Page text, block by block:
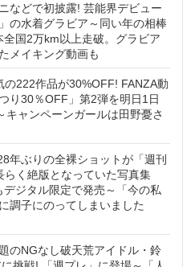
などで初披露! 芸能界デビュー
の水着グラビア～同い年の相棒
全国2万km以上走破。グラビア
メイキング動画も
の222作品が30%OFF! FANZA動
り30％OFF」第2弾を明日1日
キャンペーンガールは田野憂さ
年ぶりの全裸ショットが「週刊
らく絶版となっていた写真集
デジタル限定で発売～「今の私
調子にのってしまいました
のNGなし破天荒アイドル・鈴